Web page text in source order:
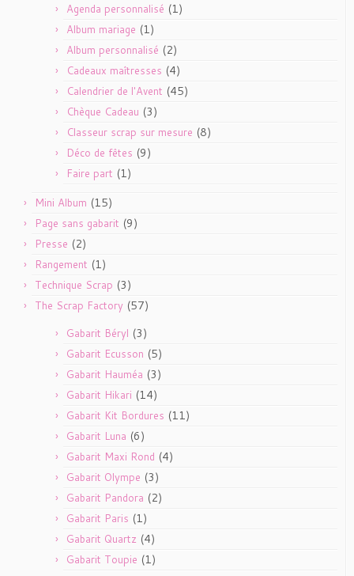
Agenda personnalisé (1)
Album mariage (1)
Album personnalisé (2)
Cadeaux maîtresses (4)
Calendrier de l'Avent (45)
Chèque Cadeau (3)
Classeur scrap sur mesure (8)
Déco de fêtes (9)
Faire part (1)
Mini Album (15)
Page sans gabarit (9)
Presse (2)
Rangement (1)
Technique Scrap (3)
The Scrap Factory (57)
Gabarit Béryl (3)
Gabarit Ecusson (5)
Gabarit Hauméa (3)
Gabarit Hikari (14)
Gabarit Kit Bordures (11)
Gabarit Luna (6)
Gabarit Maxi Rond (4)
Gabarit Olympe (3)
Gabarit Pandora (2)
Gabarit Paris (1)
Gabarit Quartz (4)
Gabarit Toupie (1)